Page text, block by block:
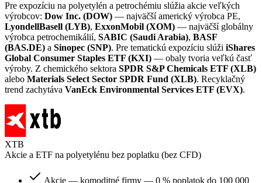
Pre expozíciu na polyetylén a petrochémiu slúžia akcie veľkých
výrobcov: Dow Inc. (DOW) — najväčší americký výrobca PE,
LyondellBasell (LYB), ExxonMobil (XOM) — najväčší globálny
výrobca petrochemikálií, SABIC (Saudi Arabia), BASF
(BAS.DE) a Sinopec (SNP). Pre tematickú expozíciu slúži iShares
Global Consumer Staples ETF (KXI) — obaly tvoria veľkú časť
výroby. Z chemického sektora SPDR S&P Chemicals ETF (XLB)
alebo Materials Select Sector SPDR Fund (XLB). Recyklačný
trend zachytáva VanEck Environmental Services ETF (EVX).
XTB
Akcie a ETF na polyetylénu bez poplatku (bez CFD)
Akcie — komoditné firmy — 0 % poplatok do 100 000